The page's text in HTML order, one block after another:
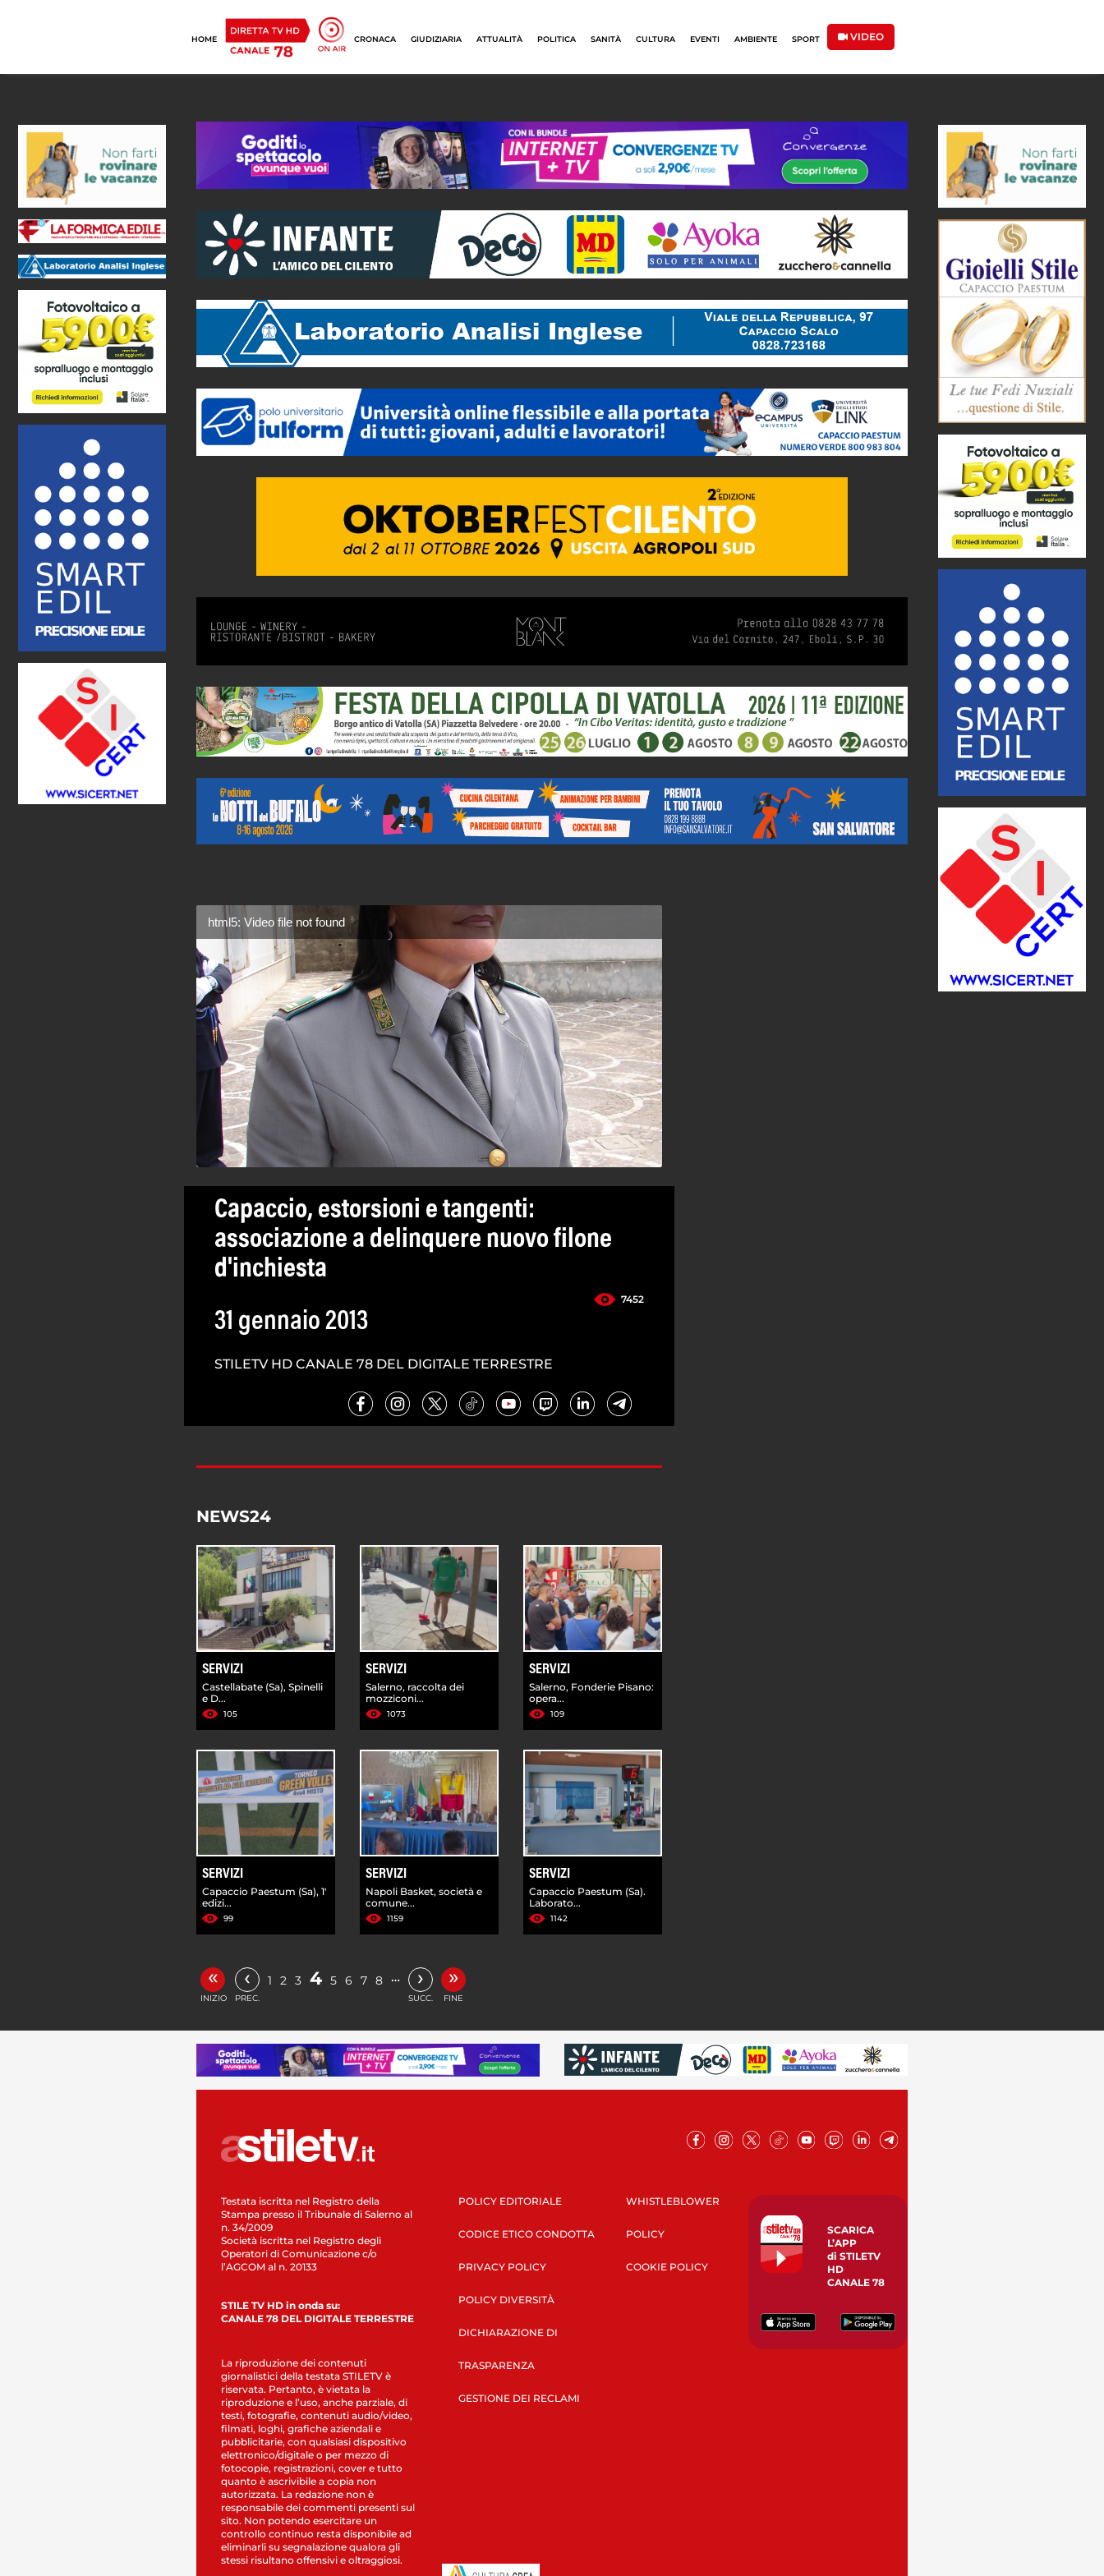
HOME CRONACA GIUDIZIARIA ATTUALITÀ POLITICA SANITÀ CULTURA EVENTI AMBIENTE SPORT VIDEO
html5: Video file not found
Capaccio, estorsioni e tangenti:
associazione a delinquere nuovo filone
d'inchiesta
7452
31 gennaio 2013
STILETV HD CANALE 78 DEL DIGITALE TERRESTRE
NEWS24
SERVIZI
Castellabate (Sa), Spinelli
e D...
105
SERVIZI
Salerno, raccolta dei
mozziconi...
1073
SERVIZI
Salerno, Fonderie Pisano:
opera...
109
SERVIZI
Capaccio Paestum (Sa), 1'
edizi...
99
SERVIZI
Napoli Basket, società e
comune...
1159
SERVIZI
Capaccio Paestum (Sa).
Laborato...
1142
«
INIZIO
‹
PREC.
1 2 3 4 5 6 7 8 … ›
SUCC.
»
FINE
Testata iscritta nel Registro della
Stampa presso il Tribunale di Salerno al
n. 34/2009
Società iscritta nel Registro degli
Operatori di Comunicazione c/o
l’AGCOM al n. 20133
STILE TV HD in onda su:
CANALE 78 DEL DIGITALE TERRESTRE
La riproduzione dei contenuti
giornalistici della testata STILETV è
riservata. Pertanto, è vietata la
riproduzione e l’uso, anche parziale, di
testi, fotografie, contenuti audio/video,
filmati, loghi, grafiche aziendali e
pubblicitarie, con qualsiasi dispositivo
elettronico/digitale o per mezzo di
fotocopie, registrazioni, cover e tutto
quanto è ascrivibile a copia non
autorizzata. La redazione non è
responsabile dei commenti presenti sul
sito. Non potendo esercitare un
controllo continuo resta disponibile ad
eliminarli su segnalazione qualora gli
stessi risultano offensivi e oltraggiosi.
POLICY EDITORIALE
CODICE ETICO CONDOTTA
PRIVACY POLICY
POLICY DIVERSITÀ
DICHIARAZIONE DI
TRASPARENZA
GESTIONE DEI RECLAMI
WHISTLEBLOWER
POLICY
COOKIE POLICY
SCARICA
L’APP
di STILETV
HD
CANALE 78